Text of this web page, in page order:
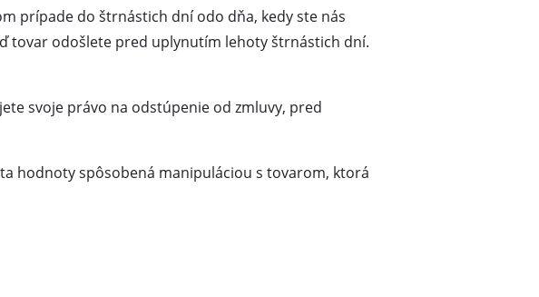
prípade do štrnástich dní odo dňa, kedy ste nás
tovar odošlete pred uplynutím lehoty štrnástich dní.
svoje právo na odstúpenie od zmluvy, pred
hodnoty spôsobená manipuláciou s tovarom, ktorá